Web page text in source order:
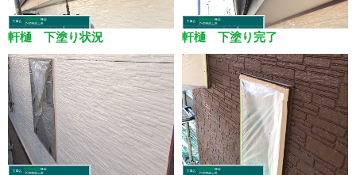
軒樋 下塗り状況 軒樋 下塗り完了